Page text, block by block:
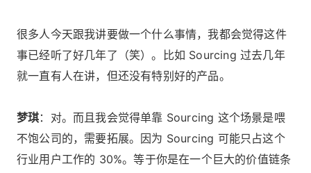
很多人今天跟我讲要做一个什么事情，我都会觉得这件
事已经听了好几年了（笑）。比如 Sourcing 过去几年
就一直有人在讲，但还没有特别好的产品。
梦琪：对。而且我会觉得单靠 Sourcing 这个场景是喂
不饱公司的，需要拓展。因为 Sourcing 可能只占这个
行业用户工作的 30%。等于你是在一个巨大的价值链条